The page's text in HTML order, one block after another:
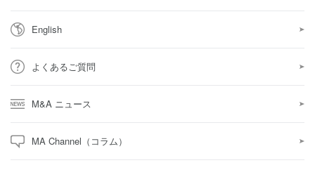
English
よくあるご質問
M&A ニュース
MA Channel（コラム）